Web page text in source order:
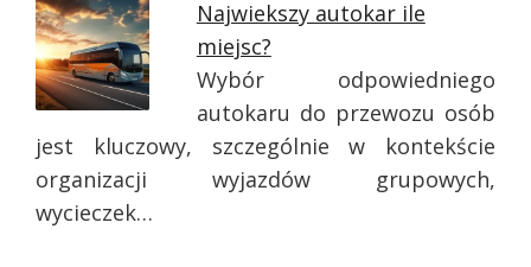
Najwiekszy autokar ile
miejsc?
Wybór odpowiedniego
autokaru do przewozu osób
jest kluczowy, szczególnie w kontekście
organizacji wyjazdów grupowych,
wycieczek…